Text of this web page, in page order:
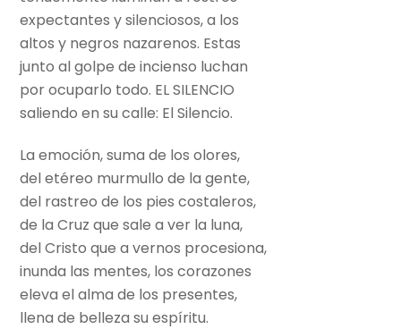
expectantes y silenciosos, a los
altos y negros nazarenos. Estas
junto al golpe de incienso luchan
por ocuparlo todo. EL SILENCIO
saliendo en su calle: El Silencio.
La emoción, suma de los olores,
del etéreo murmullo de la gente,
del rastreo de los pies costaleros,
de la Cruz que sale a ver la luna,
del Cristo que a vernos procesiona,
inunda las mentes, los corazones
eleva el alma de los presentes,
llena de belleza su espíritu.